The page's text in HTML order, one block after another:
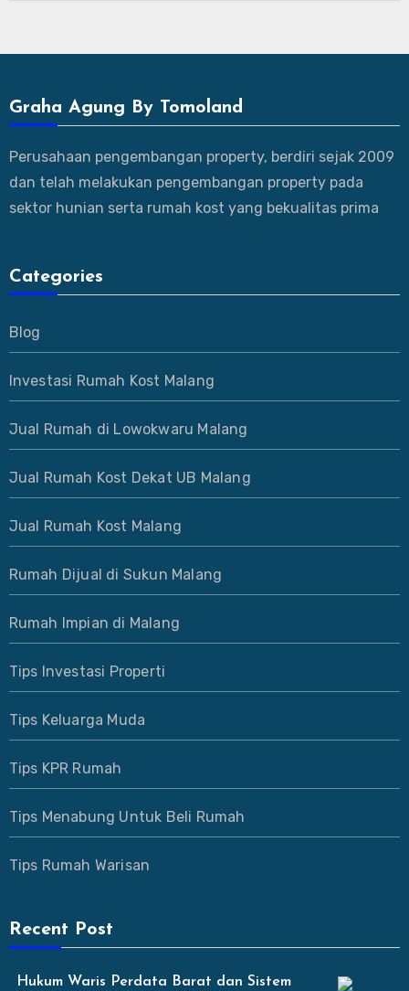
Graha Agung By Tomoland
Perusahaan pengembangan property, berdiri sejak 2009
dan telah melakukan pengembangan property pada
sektor hunian serta rumah kost yang bekualitas prima
Categories
Blog
Investasi Rumah Kost Malang
Jual Rumah di Lowokwaru Malang
Jual Rumah Kost Dekat UB Malang
Jual Rumah Kost Malang
Rumah Dijual di Sukun Malang
Rumah Impian di Malang
Tips Investasi Properti
Tips Keluarga Muda
Tips KPR Rumah
Tips Menabung Untuk Beli Rumah
Tips Rumah Warisan
Recent Post
Hukum Waris Perdata Barat dan Sistem